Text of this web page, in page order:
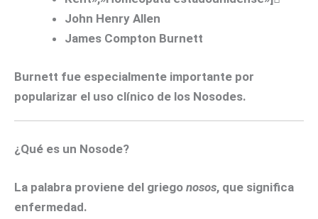
John Henry Allen
James Compton Burnett
Burnett fue especialmente importante por
popularizar el uso clínico de los Nosodes.
¿Qué es un Nosode?
La palabra proviene del griego nosos, que significa
enfermedad.